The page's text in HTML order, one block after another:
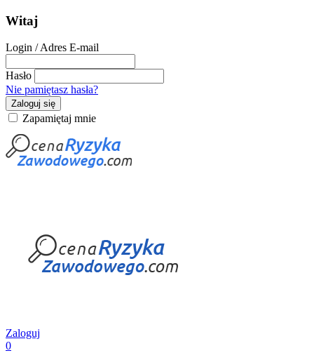
Witaj
Login / Adres E-mail
Hasło
Nie pamiętasz hasła?
Zaloguj się
Zapamiętaj mnie
Zaloguj
0